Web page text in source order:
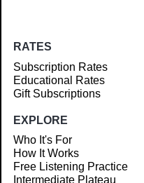
RATES
Subscription Rates
Educational Rates
Gift Subscriptions
EXPLORE
Who It's For
How It Works
Free Listening Practice
Intermediate Plateau